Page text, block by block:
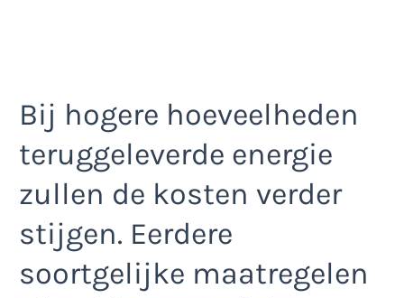
Bij hogere hoeveelheden
teruggeleverde energie
zullen de kosten verder
stijgen. Eerdere
soortgelijke maatregelen